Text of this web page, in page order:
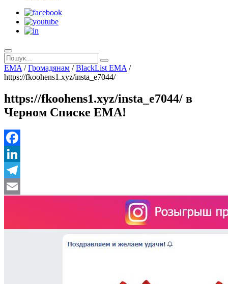
EMA /Громадянам /BlackList EMA /
https://fkoohens1.xyz/insta_e7044/
https://fkoohens1.xyz/insta_e7044/ в
Черном Списке ЕМА!
Facebook
LinkedIn
Telegram